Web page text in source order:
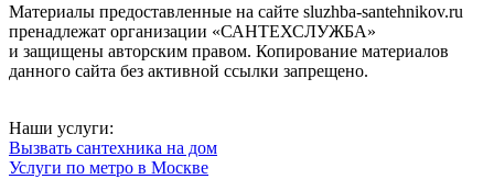
Материалы предоставленные на сайте sluzhba-santehnikov.ru
пренадлежат организации «САНТЕХСЛУЖБА»
и защищены авторским правом. Копирование материалов
данного сайта без активной ссылки запрещено.
Наши услуги:
Вызвать сантехника на дом
Услуги по метро в Москве